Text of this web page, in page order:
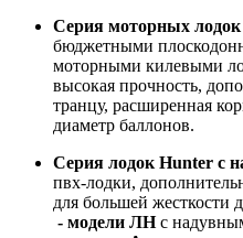
Серия моторных
бюджетными
моторными килевыми
высокая прочность,
транцу, расширенная
диаметр баллонов.
Серия лодок Hunter с
пвх-лодки,
для большей жесткости
- модели ЛНс